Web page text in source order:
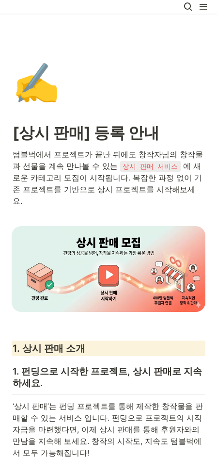
✍️
[상시 판매] 등록 안내
텀블벅에서 프로젝트가 끝난 뒤에도 창작자님의 창작물
과 선물을 계속 만나볼 수 있는
상시 판매 서비스
에 새
로운 카테고리 모집이 시작됩니다. 복잡한 과정 없이 기
존 프로젝트를 기반으로 상시 프로젝트를 시작해보세
요.
1. 상시 판매 소개
1. 펀딩으로 시작한 프로젝트, 상시 판매로 지속
하세요.
‘상시 판매’는 펀딩 프로젝트를 통해 제작한 창작물을 판
매할 수 있는 서비스 입니다. 펀딩으로 프로젝트의 시작
자금을 마련했다면, 이제 상시 판매를 통해 후원자와의
만남을 지속해 보세요. 창작의 시작도, 지속도 텀블벅에
서 모두 가능해집니다!